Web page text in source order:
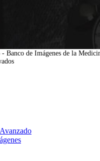
Banco de Imágenes de la